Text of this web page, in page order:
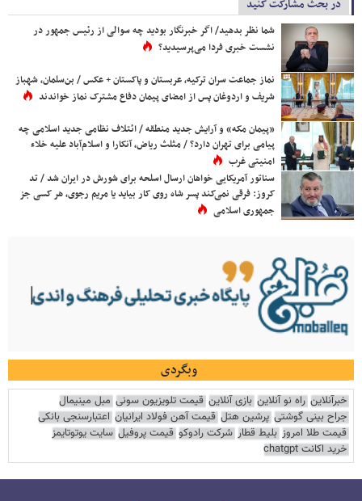
در بحث مشارکت کنید
شما نظر بدهید/ اگر خبرنگار بودید چه سوالی از رئیس جمهور در
نشست خبری فردا می‌پرسیدید؟
نماز جماعت سران ترکیه، عربستان و پاکستان + عکس / بن‌سلمان، شهباز
شریف و اردوغان پس از امضای پیمان دفاع مشترک نماز خواندند
«پیمان مکه» و آرایش جدید منطقه / ائتلاف نظامی جدید اسلامی چه
پیامی برای تهران دارد؟ / مثلث ریاض، آنکارا و اسلام‌آباد علیه خلاء
امنیتی غرب
سناتور آمریکایی خواهان ارسال اسلحه برای شورش در ایران شد / تد
کروز: فرقی نمی‌کند پسر شاه روی کار بیاید یا مریم رجوی، هر کسی جز
جمهوری اسلامی
وبگردی
خبرآنلاین راه نو آنلاین بازی آنلاین قیمت تلویزیون سونی مبل مینیمال
جراح بینی گوشتی پرشین هتل قیمت آهن فولاد ایرانیان اعتبارسنجی بانکی
قیمت طلا امروز بلیط قطار شرکت رادوکو قیمت پروفیل سایت یوتوتایمز
خرید اکانت chatgpt